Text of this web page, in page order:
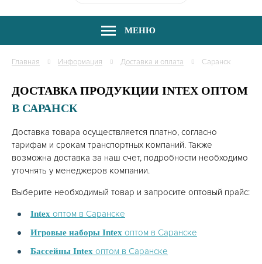
МЕНЮ
Главная Информация Доставка и оплата Саранск
ДОСТАВКА ПРОДУКЦИИ INTEX ОПТОМ
В САРАНСК
Доставка товара осуществляется платно, согласно
тарифам и срокам транспортных компаний. Также
возможна доставка за наш счет, подробности необходимо
уточнять у менеджеров компании.
Выберите необходимый товар и запросите оптовый прайс:
Intex оптом в Саранске
Игровые наборы Intex оптом в Саранске
Бассейны Intex оптом в Саранске